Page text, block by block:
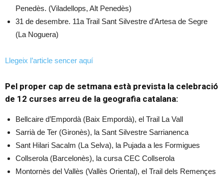
Penedès. (Viladellops, Alt Penedès)
31 de desembre. 11a Trail Sant Silvestre d’Artesa de Segre
(La Noguera)
Llegeix l’article sencer aquí
Pel proper cap de setmana està prevista la celebració
de 12 curses arreu de la geografia catalana:
Bellcaire d’Empordà (Baix Empordà), el Trail La Vall
Sarrià de Ter (Gironès), la Sant Silvestre Sarrianenca
Sant Hilari Sacalm (La Selva), la Pujada a les Formigues
Collserola (Barcelonès), la cursa CEC Collserola
Montornès del Vallès (Vallès Oriental), el Trail dels Remençes